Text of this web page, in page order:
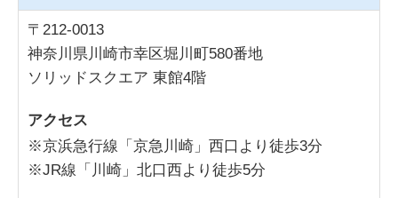
〒212-0013
神奈川県川崎市幸区堀川町580番地
ソリッドスクエア 東館4階
アクセス
※京浜急行線「京急川崎」西口より徒歩3分
※JR線「川崎」北口西より徒歩5分